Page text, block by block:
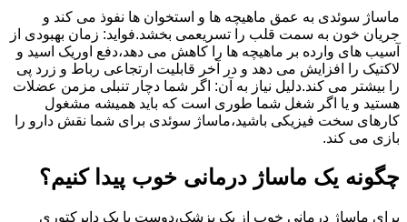
ماساژ سوئدی به عمق ماهیچه ها و استخوان ها نفوذ می کند و
جریان خون به سمت قلب را تسریعمی بخشد.فواید: زمان بهبودی از
آسیب های وارده بر ماهیچه ها را کاهش می دهد،دفع اوریک اسید و
لاکتیک را افزایش می دهد و در آخر قابلیت ارتجاعی رباط و زرد پی
را بیشتر می کند.دلیل نیاز به آن: اگر شما دچار تنبلی مزمن عضلات
هستید و یا اگر شغل شما طوری است که باید همیشه مشغول
کارهای سخت فیزیکی باشید،ماساژ سوئدی برای شما نقش دارو را
بازی می کند.
چگونه یک ماساژ درمانی خوب پیدا کنیم؟
برای ماساژ درمانی خوب از یک پزشک،دوست یا یک دایرکتوری